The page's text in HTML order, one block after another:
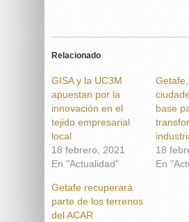
Relacionado
GISA y la UC3M
apuestan por la
innovación en el
tejido empresarial
local
18 febrero, 2021
En "Actualidad"
base
18
En
Getafe recuperará
parte de los terrenos
del ACAR